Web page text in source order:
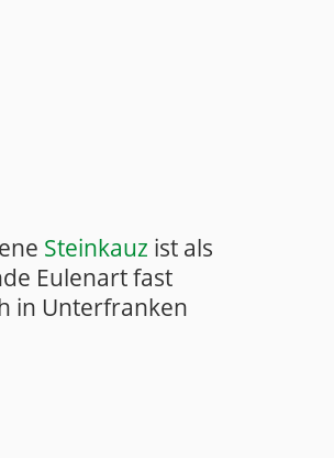
Steinkauz ist als
Eulenart fast
in Unterfranken